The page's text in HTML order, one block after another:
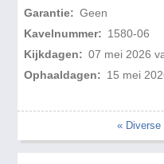
Garantie: Geen
Kavelnummer: 1580-06
Kijkdagen: 07 mei 2026
Ophaaldagen: 15 mei
« Diverse